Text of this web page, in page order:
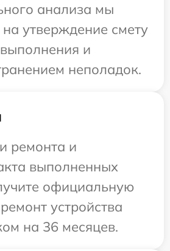
анализа мы
утверждение смету
и
неполадок.
ремонта и
выполненных
официальную
устройства
на 36 месяцев.